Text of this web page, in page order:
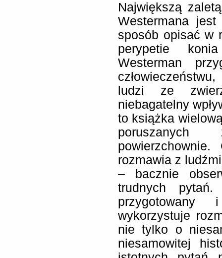
Największą
Westermana
sposób opisać w
perypetie
Westerman
ludzi ze
niebagatelny
to książka
powierzchownie.
rozmawia z
– bacznie
trudnych
wykorzystuje
nie tylko o
niesamowitej